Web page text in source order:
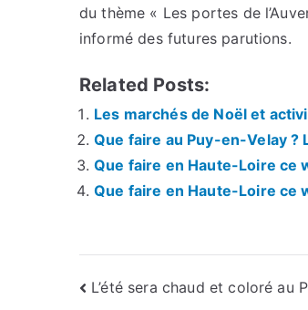
du thème « Les portes de
informé des futures parutions.
Related Posts:
Les marchés de Noël et
Que faire au Puy-en-Velay ?
Que faire en Haute-Loire ce
Que faire en Haute-Loire ce
Navigation
L’été sera chaud et coloré au